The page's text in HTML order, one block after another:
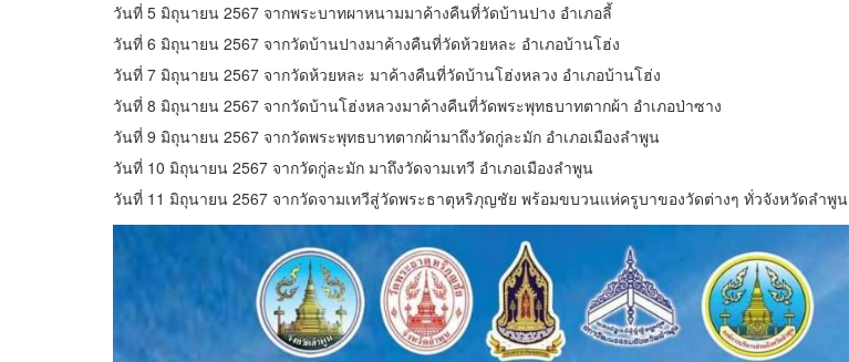
วันที่ 5 มิถุนายน 2567 จากพระบาทผาหนามมาค้างคืนที่วัดบ้านปาง อำเภอลี้
วันที่ 6 มิถุนายน 2567 จากวัดบ้านปางมาค้างคืนที่วัดห้วยหละ อำเภอบ้านโฮ่ง
วันที่ 7 มิถุนายน 2567 จากวัดห้วยหละ มาค้างคืนที่วัดบ้านโฮ่งหลวง อำเภอบ้านโฮ่ง
วันที่ 8 มิถุนายน 2567 จากวัดบ้านโฮ่งหลวงมาค้างคืนที่วัดพระพุทธบาทตากผ้า อำเภอป่าซาง
วันที่ 9 มิถุนายน 2567 จากวัดพระพุทธบาทตากผ้ามาถึงวัดกู่ละมัก อำเภอเมืองลำพูน
วันที่ 10 มิถุนายน 2567 จากวัดกู่ละมัก มาถึงวัดจามเทวี อำเภอเมืองลำพูน
วันที่ 11 มิถุนายน 2567 จากวัดจามเทวีสู่วัดพระธาตุหริภุญชัย พร้อมขบวนแห่ครูบาของวัดต่างๆ ทั่วจังหวัดลำพูน